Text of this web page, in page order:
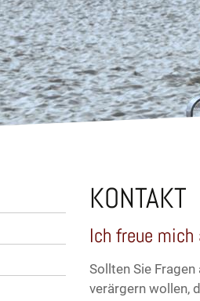
KONTAKT
Ich freue
Sollten Sie
verärgern wollen,